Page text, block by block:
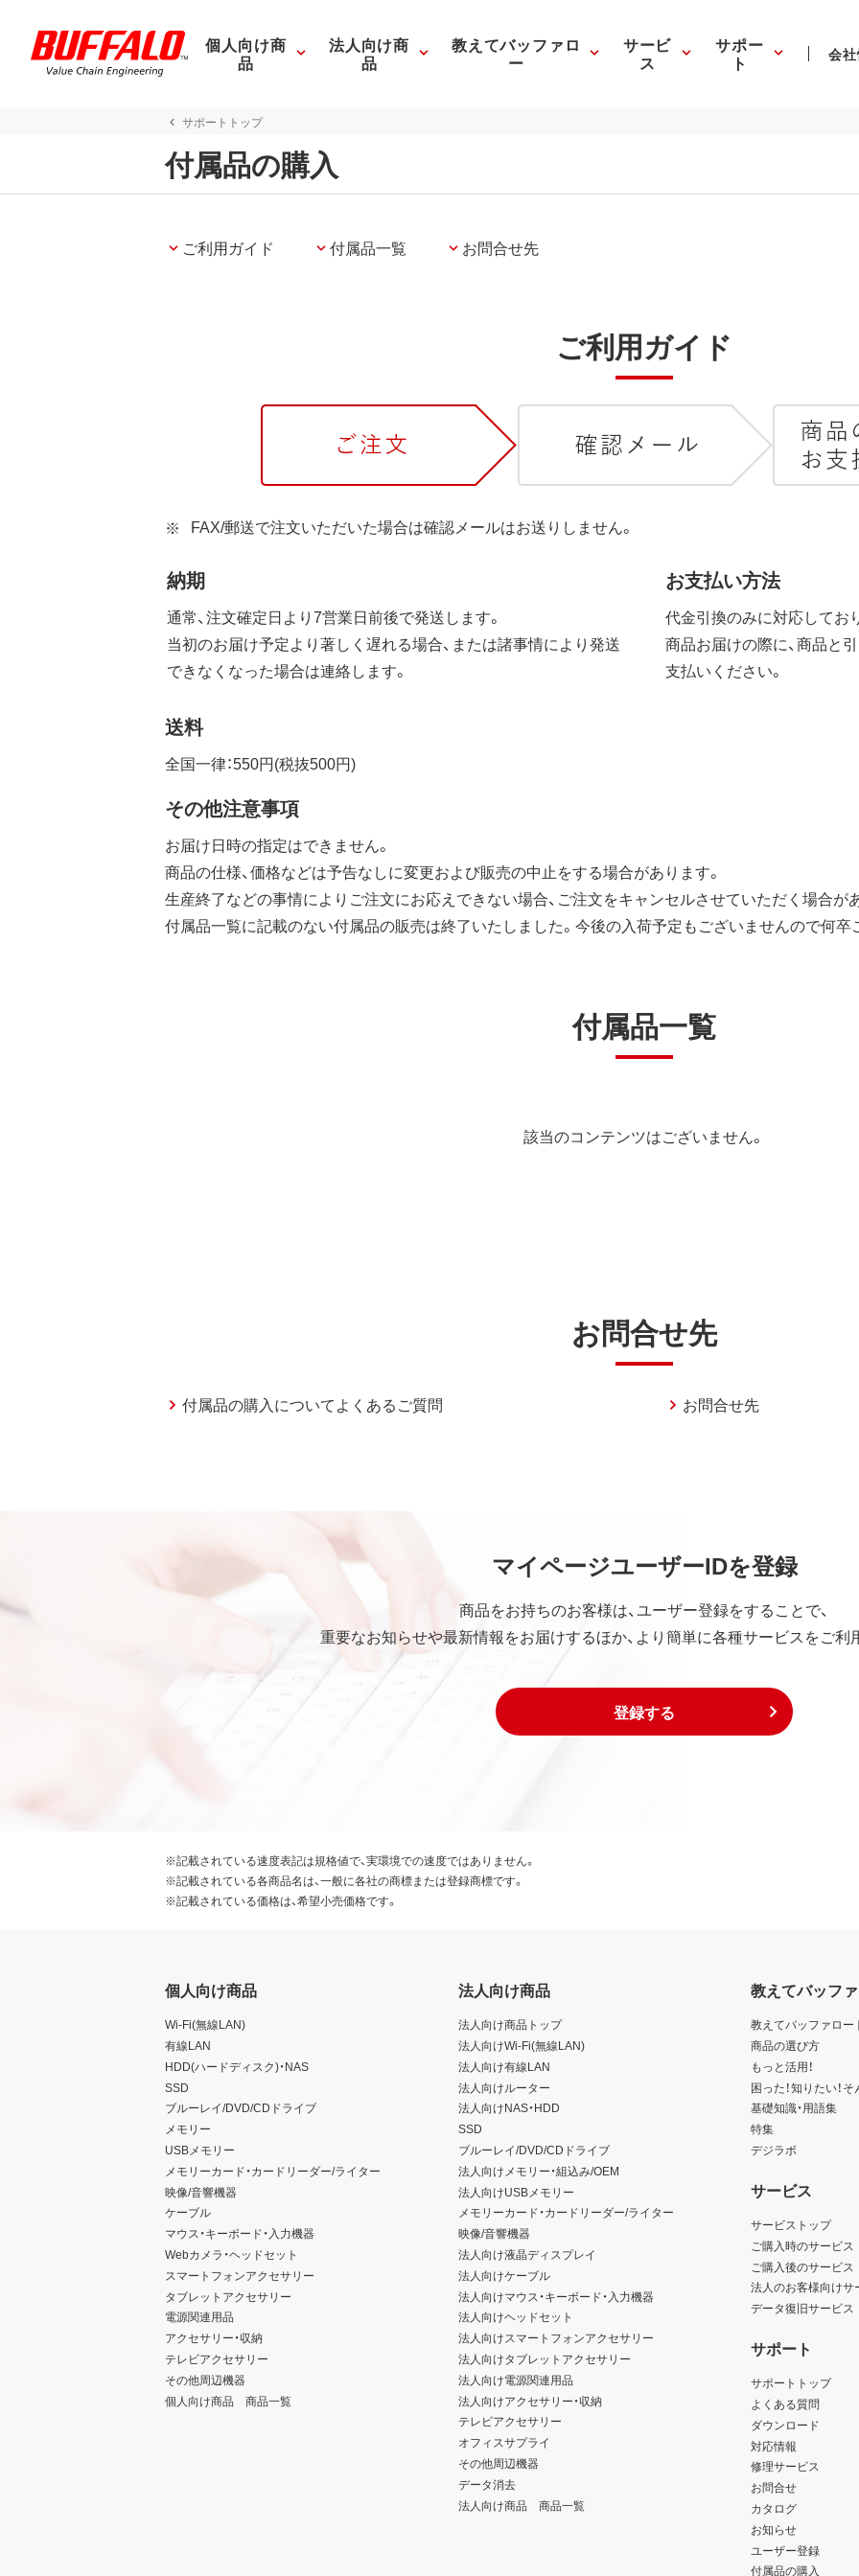
個人向け商
品
法人向け商
品
教えてバッファロ
ー
サービ
ス
サポー
ト 会
サポートトップ
付属品の購入
ご利用ガイド 付属品一覧 お問合せ先
ご利用ガイド
FAX/郵送で注文いただいた場合は確認メールはお送りしません。
納期
通常、注文確定日より7営業日前後で発送します。
当初のお届け予定より著しく遅れる場合、または諸事情により発送
できなくなった場合は連絡します。
お支払い方法
代金引換のみに対応してお
商品お届けの際に、商品と
支払いください。
送料
全国一律：550円(税抜500円)
その他注意事項
お届け日時の指定はできません。
商品の仕様、価格などは予告なしに変更および販売の中止をする場合があります。
生産終了などの事情によりご注文にお応えできない場合、ご注文をキャンセルさせていただく場合が
付属品一覧に記載のない付属品の販売は終了いたしました。今後の入荷予定もございませんので何卒
付属品一覧
該当のコンテンツはございません。
お問合せ先
付属品の購入についてよくあるご質問 お問合せ先
マイページユーザーIDを登録
商品をお持ちのお客様は、ユーザー登録をすることで、
重要なお知らせや最新情報をお届けするほか、より簡単に各種サービスをご利
登録する
※記載されている速度表記は規格値で、実環境での速度ではありません。
※記載されている各商品名は、一般に各社の商標または登録商標です。
※記載されている価格は、希望小売価格です。
個人向け商品
Wi-Fi(無線LAN)
有線LAN
HDD(ハードディスク)・NAS
SSD
ブルーレイ/DVD/CDドライブ
メモリー
USBメモリー
メモリーカード・カードリーダー/ライター
映像/音響機器
ケーブル
マウス・キーボード・入力機器
Webカメラ・ヘッドセット
スマートフォンアクセサリー
タブレットアクセサリー
電源関連用品
アクセサリー・収納
テレビアクセサリー
その他周辺機器
個人向け商品 商品一覧
法人向け商品
法人向け商品トップ
法人向けWi-Fi(無線LAN)
法人向け有線LAN
法人向けルーター
法人向けNAS・HDD
SSD
ブルーレイ/DVD/CDドライブ
法人向けメモリー・組込み/OEM
法人向けUSBメモリー
メモリーカード・カードリーダー/ライター
映像/音響機器
法人向け液晶ディスプレイ
法人向けケーブル
法人向けマウス・キーボード・入力機器
法人向けヘッドセット
法人向けスマートフォンアクセサリー
法人向けタブレットアクセサリー
法人向け電源関連用品
法人向けアクセサリー・収納
テレビアクセサリー
オフィスサプライ
その他周辺機器
データ消去
法人向け商品 商品一覧
教えてバッフ
教えてバッファロー
商品の選び方
もっと活用！
困った！知りたい！
基礎知識・用語集
特集
デジラボ
サービス
サービストップ
ご購入時のサービス
ご購入後のサービス
法人のお客様向けサ
データ復旧サービス
サポート
サポートトップ
よくある質問
ダウンロード
対応情報
修理サービス
お問合せ
カタログ
お知らせ
ユーザー登録
付属品の購入